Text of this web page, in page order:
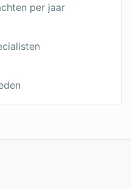
per jaar